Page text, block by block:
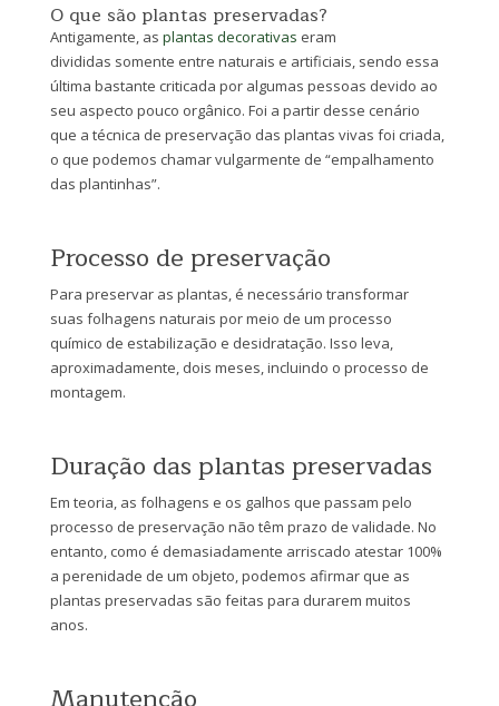
O que são plantas preservadas?
Antigamente, as plantas decorativas eram
divididas somente entre naturais e artificiais, sendo essa
última bastante criticada por algumas pessoas devido ao
seu aspecto pouco orgânico. Foi a partir desse cenário
que a técnica de preservação das plantas vivas foi criada,
o que podemos chamar vulgarmente de “empalhamento
das plantinhas”.
Processo de preservação
Para preservar as plantas, é necessário transformar
suas folhagens naturais por meio de um processo
químico de estabilização e desidratação. Isso leva,
aproximadamente, dois meses, incluindo o processo de
montagem.
Duração das plantas preservadas
Em teoria, as folhagens e os galhos que passam pelo
processo de preservação não têm prazo de validade. No
entanto, como é demasiadamente arriscado atestar 100%
a perenidade de um objeto, podemos afirmar que as
plantas preservadas são feitas para durarem muitos
anos.